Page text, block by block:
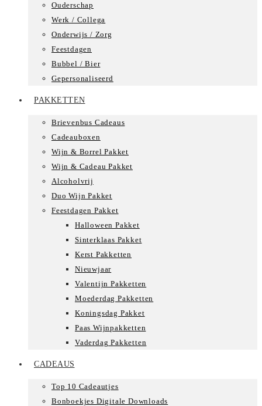
Ouderschap
Werk / Collega
Onderwijs / Zorg
Feestdagen
Bubbel / Bier
Gepersonaliseerd
PAKKETTEN
Brievenbus Cadeaus
Cadeauboxen
Wijn & Borrel Pakket
Wijn & Cadeau Pakket
Alcoholvrij
Duo Wijn Pakket
Feestdagen Pakket
Halloween Pakket
Sinterklaas Pakket
Kerst Pakketten
Nieuwjaar
Valentijn Pakketten
Moederdag Pakketten
Koningsdag Pakket
Paas Wijnpakketten
Vaderdag Pakketten
CADEAUS
Top 10 Cadeautjes
Bonboekjes Digitale Downloads